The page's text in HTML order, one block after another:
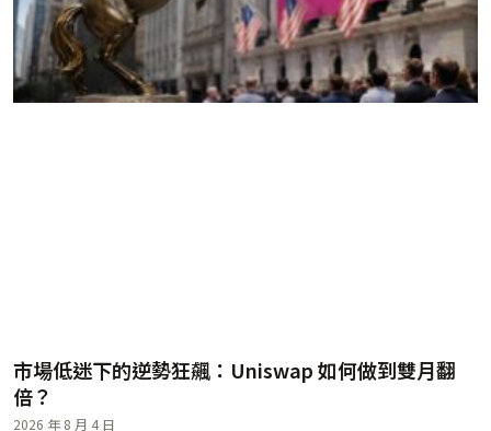
市場低迷下的逆勢狂飆：Uniswap 如何做到雙月翻
倍？
2026 年 8 月 4 日